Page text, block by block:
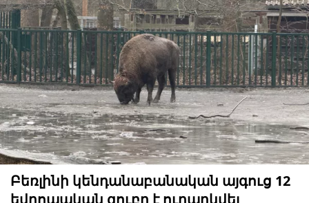
Բեռլինի կենդանաբանական այգուց 12
եվրոպական զուբր է ուղարկվել